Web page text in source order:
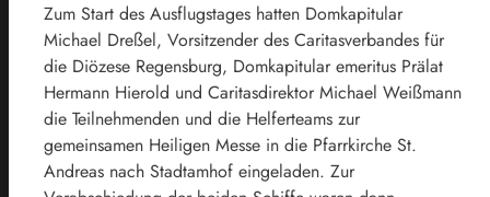
Zum Start des Ausflugstages hatten Domkapitular
Michael Dreßel, Vorsitzender des Caritasverbandes für
die Diözese Regensburg, Domkapitular emeritus Prälat
Hermann Hierold und Caritasdirektor Michael Weißmann
die Teilnehmenden und die Helferteams zur
gemeinsamen Heiligen Messe in die Pfarrkirche St.
Andreas nach Stadtamhof eingeladen. Zur